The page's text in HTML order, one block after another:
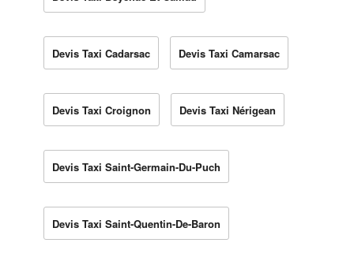
Devis Taxi Cadarsac Devis Taxi Camarsac
Devis Taxi Croignon Devis Taxi Nérigean
Devis Taxi Saint-Germain-Du-Puch
Devis Taxi Saint-Quentin-De-Baron